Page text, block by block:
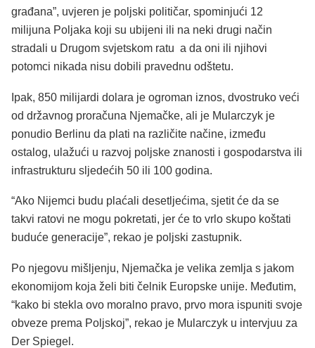
građana”, uvjeren je poljski političar, spominjući 12
milijuna Poljaka koji su ubijeni ili na neki drugi način
stradali u Drugom svjetskom ratu a da oni ili njihovi
potomci nikada nisu dobili pravednu odštetu.
Ipak, 850 milijardi dolara je ogroman iznos, dvostruko veći
od državnog proračuna Njemačke, ali je Mularczyk je
ponudio Berlinu da plati na različite načine, između
ostalog, ulažući u razvoj poljske znanosti i gospodarstva ili
infrastrukturu sljedećih 50 ili 100 godina.
“Ako Nijemci budu plaćali desetljećima, sjetit će da se
takvi ratovi ne mogu pokretati, jer će to vrlo skupo koštati
buduće generacije”, rekao je poljski zastupnik.
Po njegovu mišljenju, Njemačka je velika zemlja s jakom
ekonomijom koja želi biti čelnik Europske unije. Međutim,
“kako bi stekla ovo moralno pravo, prvo mora ispuniti svoje
obveze prema Poljskoj”, rekao je Mularczyk u intervjuu za
Der Spiegel.